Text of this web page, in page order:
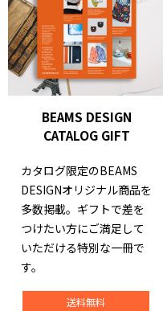
BEAMS DESIGN
CATALOG GIFT
カタログ限定のBEAMS
DESIGNオリジナル商品を
多数掲載。ギフトで差を
つけたい方にご満足して
いただける特別な一冊で
す。
送料無料